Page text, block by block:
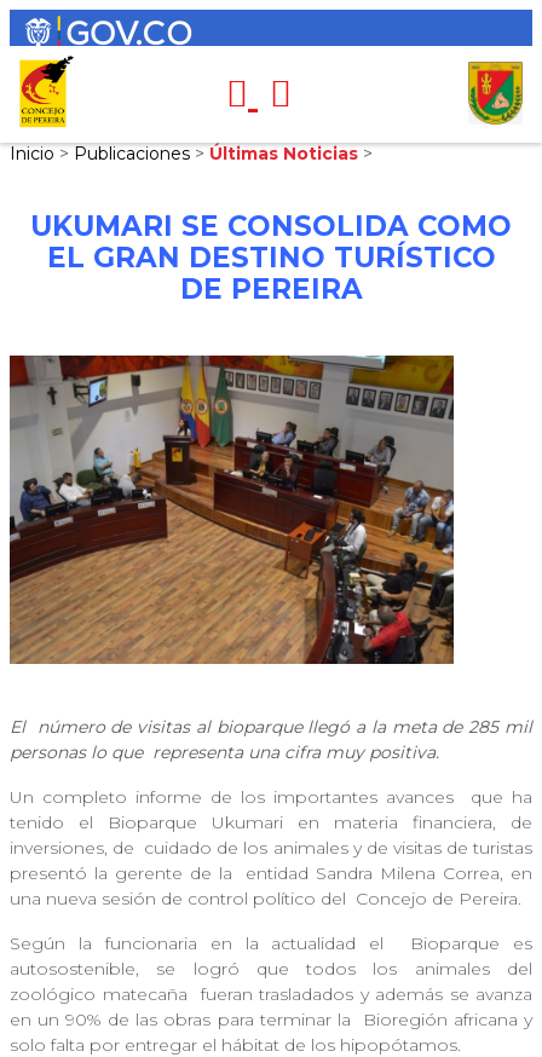
Inicio > Publicaciones > Últimas Noticias >
UKUMARI SE CONSOLIDA COMO
EL GRAN DESTINO TURÍSTICO
DE PEREIRA
El número de visitas al bioparque llegó a la meta de 285 mil
personas lo que representa una cifra muy positiva.
Un completo informe de los importantes avances
que ha
tenido el Bioparque Ukumari en materia financiera, de
inversiones, de cuidado de los animales y de visitas de turistas
presentó la gerente de la
entidad Sandra Milena Correa, en
una nueva sesión de control político del Concejo de Pereira.
Según la funcionaria en la actualidad el
Bioparque es
autosostenible, se logró que todos los animales del
zoológico matecaña
fueran trasladados y además se avanza
en un 90% de las obras para terminar la
Bioregión africana y
solo falta por entregar el hábitat de los hipopótamos.